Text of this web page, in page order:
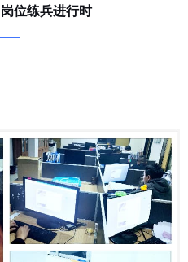
位练兵进行时